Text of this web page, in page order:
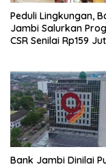
Peduli Lingkungan,
Jambi Salurkan
CSR Senilai Rp159
Bank Jambi Dinilai